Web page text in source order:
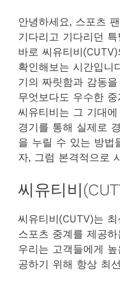
안녕하세요, 스포츠
기다리고 기다리던
바로 씨유티비
확인해보는 시간입니
기의 짜릿함과 감동
무엇보다도 우수한
씨유티비는 그 기대
경기를 통해 실제로
을 누릴 수 있는 방법
자, 그럼 본격적으로
씨유티비
씨유티비(CUTV)는
스포츠 중계를 제공
우리는 고객들에게
공하기 위해 항상 최